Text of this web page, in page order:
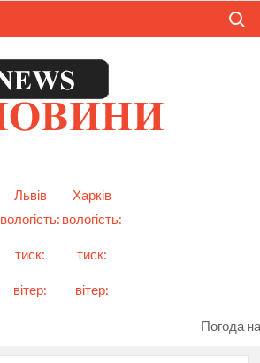
Львів
Харків
вологість:
тиск:
вітер:
вологість:
тиск:
вітер:
Погода